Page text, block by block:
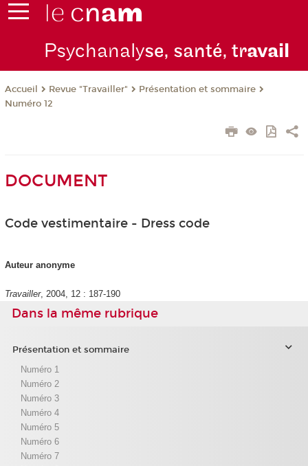
Psychanalyse, santé, travail
Accueil Revue "Travailler"
Présentation et sommaire
Numéro 12
DOCUMENT
Code vestimentaire - Dress code
Auteur anonyme
Travailler, 2004, 12 : 187-190
Dans la même rubrique
Présentation et sommaire
Numéro 1
Numéro 2
Numéro 3
Numéro 4
Numéro 5
Numéro 6
Numéro 7